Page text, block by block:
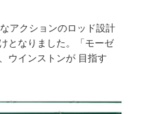
アクションのロッド設計
となりました。「モーゼ
ウインストンが 目指す